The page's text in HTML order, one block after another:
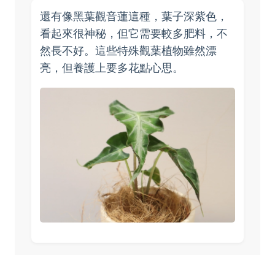
還有像黑葉觀音蓮這種，葉子深紫色，
看起來很神秘，但它需要較多肥料，不
然長不好。這些特殊觀葉植物雖然漂
亮，但養護上要多花點心思。